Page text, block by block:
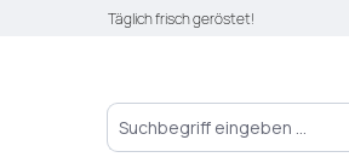
Täglich frisch geröstet!